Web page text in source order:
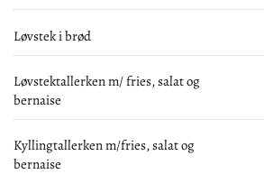
Løvstek i brød
Løvstektallerken m/ fries, salat og
bernaise
Kyllingtallerken m/fries, salat og
bernaise